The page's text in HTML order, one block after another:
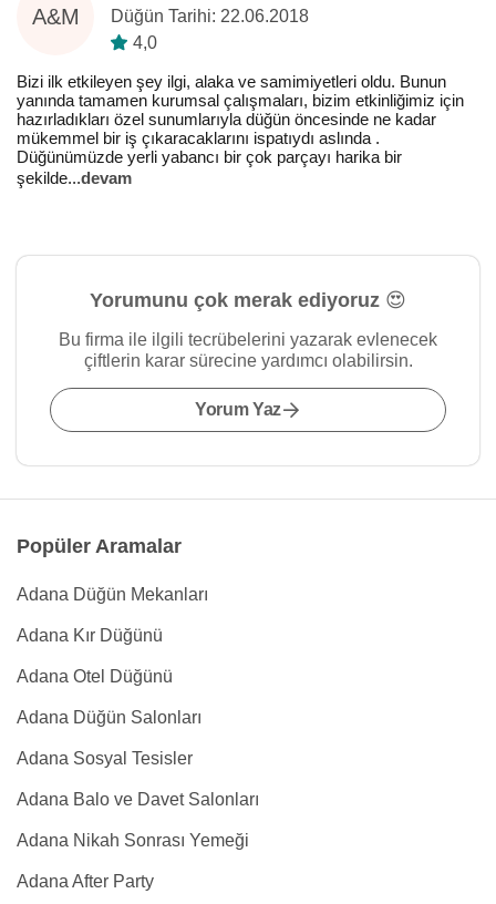
A&M
Düğün Tarihi: 22.06.2018
4,0
Bizi ilk etkileyen şey ilgi, alaka ve samimiyetleri oldu. Bunun
yanında tamamen kurumsal çalışmaları, bizim etkinliğimiz için
hazırladıkları özel sunumlarıyla düğün öncesinde ne kadar
mükemmel bir iş çıkaracaklarını ispatıydı aslında .
Düğünümüzde yerli yabancı bir çok parçayı harika bir
şekilde...devam
Yorumunu çok merak ediyoruz 😍
Bu firma ile ilgili tecrübelerini yazarak evlenecek
çiftlerin karar sürecine yardımcı olabilirsin.
Yorum Yaz
Popüler Aramalar
Adana Düğün Mekanları
Adana Kır Düğünü
Adana Otel Düğünü
Adana Düğün Salonları
Adana Sosyal Tesisler
Adana Balo ve Davet Salonları
Adana Nikah Sonrası Yemeği
Adana After Party